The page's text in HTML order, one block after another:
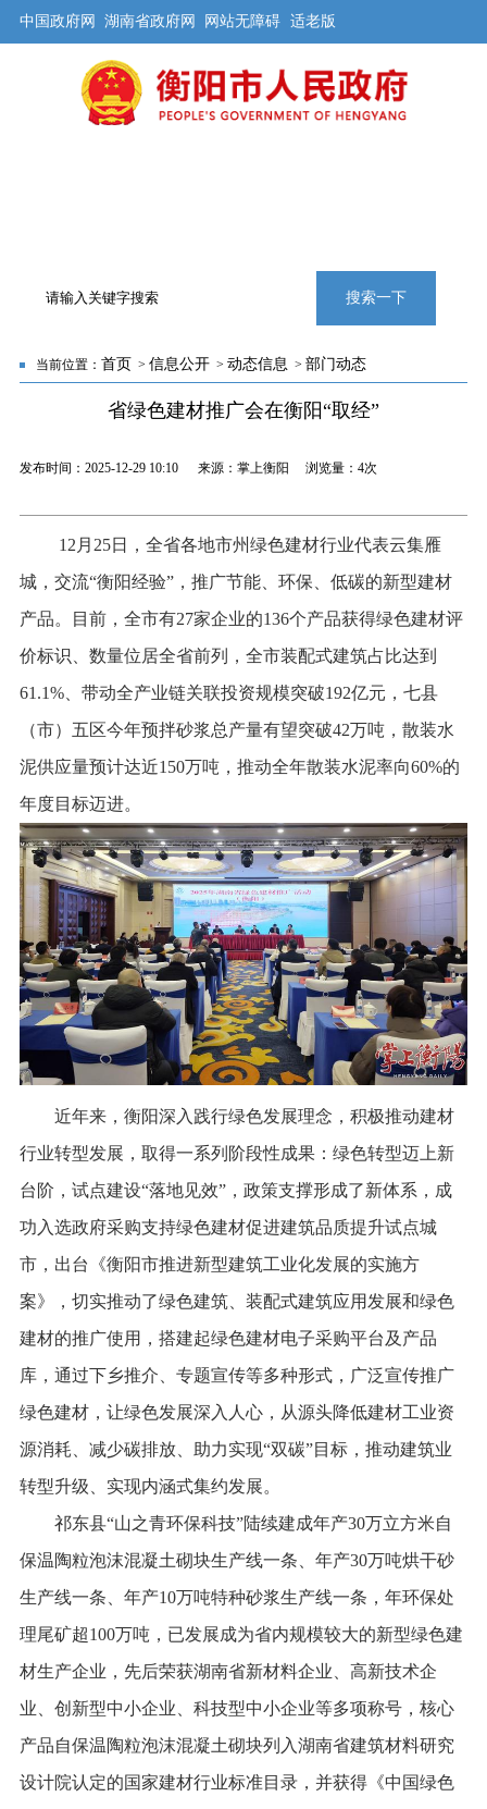
中国政府网 湖南省政府网 网站无障碍 适老版
搜索一下
当前位置： 首页 > 信息公开> 动态信息 > 部门动态
省绿色建材推广会在衡阳“取经”
发布时间：2025-12-29 10:10 来源：掌上衡阳 浏览量： 4次
12月25日，全省各地市州绿色建材行业代表云集雁
城，交流“衡阳经验”，推广节能、环保、低碳的新型建材
产品。目前，全市有27家企业的136个产品获得绿色建材评
价标识、数量位居全省前列，全市装配式建筑占比达到
61.1%、带动全产业链关联投资规模突破192亿元，七县
（市）五区今年预拌砂浆总产量有望突破42万吨，散装水
泥供应量预计达近150万吨，推动全年散装水泥率向60%的
年度目标迈进。
近年来，衡阳深入践行绿色发展理念，积极推动建材
行业转型发展，取得一系列阶段性成果：绿色转型迈上新
台阶，试点建设“落地见效”，政策支撑形成了新体系，成
功入选政府采购支持绿色建材促进建筑品质提升试点城
市，出台《衡阳市推进新型建筑工业化发展的实施方
案》，切实推动了绿色建筑、装配式建筑应用发展和绿色
建材的推广使用，搭建起绿色建材电子采购平台及产品
库，通过下乡推介、专题宣传等多种形式，广泛宣传推广
绿色建材，让绿色发展深入人心，从源头降低建材工业资
源消耗、减少碳排放、助力实现“双碳”目标，推动建筑业
转型升级、实现内涵式集约发展。
祁东县“山之青环保科技”陆续建成年产30万立方米自
保温陶粒泡沫混凝土砌块生产线一条、年产30万吨烘干砂
生产线一条、年产10万吨特种砂浆生产线一条，年环保处
理尾矿超100万吨，已发展成为省内规模较大的新型绿色建
材生产企业，先后荣获湖南省新材料企业、高新技术企
业、创新型中小企业、科技型中小企业等多项称号，核心
产品自保温陶粒泡沫混凝土砌块列入湖南省建筑材料研究
设计院认定的国家建材行业标准目录，并获得《中国绿色